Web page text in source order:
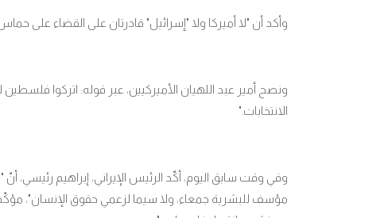
وأكد أن "لا أميركا ولا "إسرائيل" قادرتان على القضاء على
ونصح أمير عبد اللهيان الأميركيين، عبر قوله: اتركوا
الانتخابات".
وفي وقت سابق اليوم، أكّد الرئيس الإيراني، إبراهيم رئيسي،
مؤسف للبشرية جمعاء، ولا سيما لزعمي حقوق الإنسان"،